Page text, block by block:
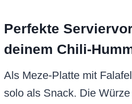
Perfekte
deinem Chili-
Als Meze-Platte mit
solo als Snack. Die